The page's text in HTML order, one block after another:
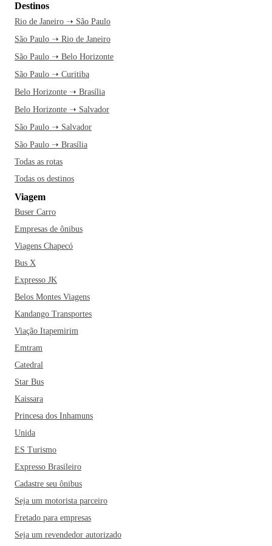
Destinos
Rio de Janeiro ➝ São Paulo
São Paulo ➝ Rio de Janeiro
São Paulo ➝ Belo Horizonte
São Paulo ➝ Curitiba
Belo Horizonte ➝ Brasília
Belo Horizonte ➝ Salvador
São Paulo ➝ Salvador
São Paulo ➝ Brasília
Todas as rotas
Todas os destinos
Viagem
Buser Carro
Empresas de ônibus
Viagens Chapecó
Bus X
Expresso JK
Belos Montes Viagens
Kandango Transportes
Viação Itapemirim
Emtram
Catedral
Star Bus
Kaissara
Princesa dos Inhamuns
Unida
ES Turismo
Expresso Brasileiro
Cadastre seu ônibus
Seja um motorista parceiro
Fretado para empresas
Seja um revendedor autorizado